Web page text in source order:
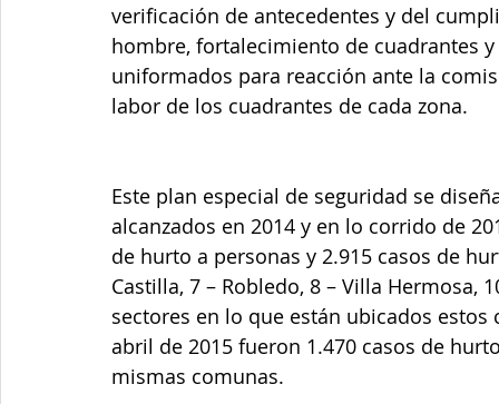
verificación de antecedentes y del
hombre, fortalecimiento de cuadrantes
uniformados para reacción ante la
labor de los cuadrantes de cada zona.
Este plan especial de seguridad se
alcanzados en 2014 y en lo corrido de
de hurto a personas y 2.915 casos de
Castilla, 7 – Robledo, 8 – Villa Hermosa,
sectores en lo que están ubicados
abril de 2015 fueron 1.470 casos de
mismas comunas.